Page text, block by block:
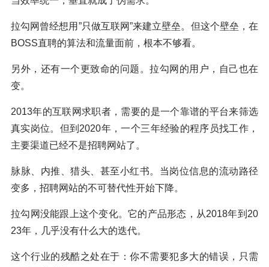
拉勾网曾经想用”只做互联网”来建立壁垒。但这个壁垒，在
BOSS直聘的算法和流量面前，根本不够看。
另外，还有一个更致命的问题。拉勾网的用户，自己也在
变。
2013年的互联网求职者，需要的是一个靠谱的平台来筛选
真实岗位。但到2020年，一个三年经验的程序员找工作，
主要渠道已经不是招聘网站了。
脉脉、内推、猎头、甚至小红书。当岗位信息的流动路径
变多，招聘网站的不可替代性开始下降。
拉勾网没能跟上这个变化。它的产品形态，从2018年到20
23年，几乎没有什么大的迭代。
这个行业的残酷之处在于：你不需要犯多大的错误，只需